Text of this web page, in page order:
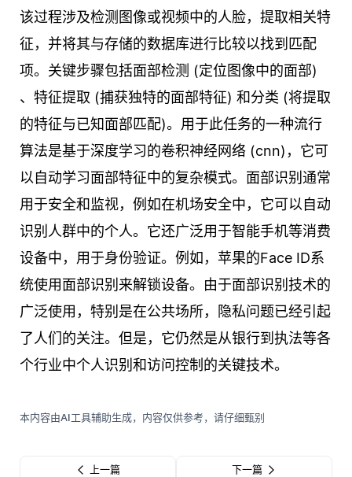
该过程涉及检测图像或视频中的人脸，提取相关特
征，并将其与存储的数据库进行比较以找到匹配
项。关键步骤包括面部检测 (定位图像中的面部)
、特征提取 (捕获独特的面部特征) 和分类 (将提取
的特征与已知面部匹配)。用于此任务的一种流行
算法是基于深度学习的卷积神经网络 (cnn)，它可
以自动学习面部特征中的复杂模式。面部识别通常
用于安全和监视，例如在机场安全中，它可以自动
识别人群中的个人。它还广泛用于智能手机等消费
设备中，用于身份验证。例如，苹果的Face ID系
统使用面部识别来解锁设备。由于面部识别技术的
广泛使用，特别是在公共场所，隐私问题已经引起
了人们的关注。但是，它仍然是从银行到执法等各
个行业中个人识别和访问控制的关键技术。
本内容由AI工具辅助生成，内容仅供参考，请仔细甄别
上一篇 下一篇